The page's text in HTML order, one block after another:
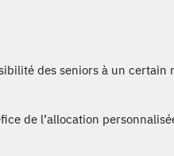
des seniors à un certain
de l’allocation